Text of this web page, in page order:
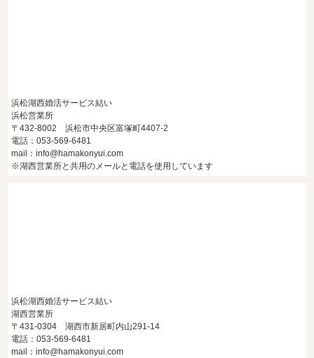
浜松湖西婚活サービス結い
浜松営業所
〒432-8002 浜松市中央区富塚町4407-2
電話：053-569-6481
mail：info@hamakonyui.com
※湖西営業所と共用のメールと電話を使用しています
浜松湖西婚活サービス結い
湖西営業所
〒431-0304 湖西市新居町内山291-14
電話：053-569-6481
mail：info@hamakonyui.com